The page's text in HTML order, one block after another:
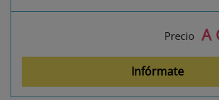
Precio A
Infórmate